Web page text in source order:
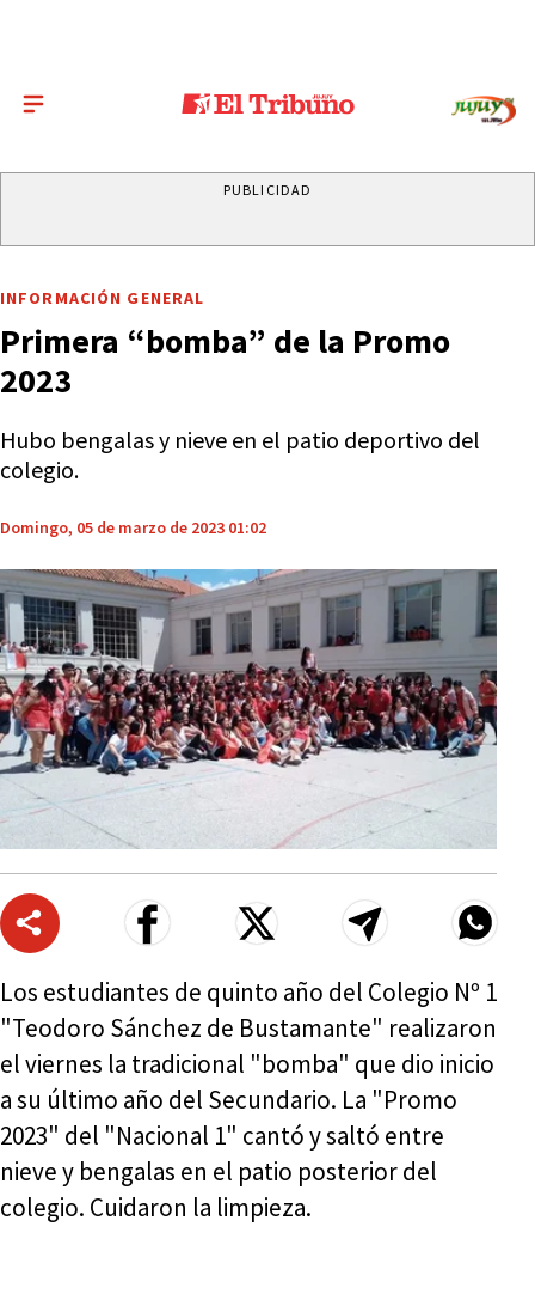
PUBLICIDAD
INFORMACIÓN GENERAL
Primera “bomba” de la Promo
2023
Hubo bengalas y nieve en el patio deportivo del
colegio.
Domingo, 05 de marzo de 2023 01:02
Los estudiantes de quinto año del Colegio Nº 1
"Teodoro Sánchez de Bustamante" realizaron
el viernes la tradicional "bomba" que dio inicio
a su último año del Secundario. La "Promo
2023" del "Nacional 1" cantó y saltó entre
nieve y bengalas en el patio posterior del
colegio. Cuidaron la limpieza.